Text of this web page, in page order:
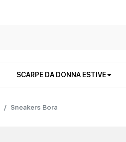
SCARPE DA DONNA ESTIVE
Sneakers Bora